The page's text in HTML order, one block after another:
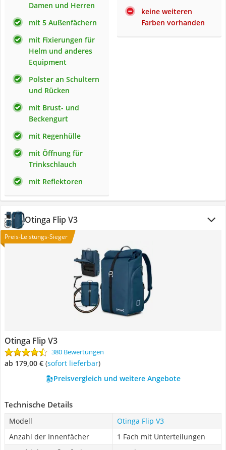
Damen und Herren
mit 5 Außenfächern
mit Fixierungen für
Helm und anderes
Equipment
Polster an Schultern
und Rücken
mit Brust- und
Beckengurt
mit Regenhülle
mit Öffnung für
Trinkschlauch
mit Reflektoren
keine weiteren
Farben vorhanden
Otinga Flip V3
Preis-Leistungs-Sieger
Otinga Flip V3
380 Bewertungen
ab 179,00 € ( Sofort lieferbar)
Preisvergleich und weitere Angebote
Technische Details
Modell
Otinga Flip V3
Anzahl der Innenfächer
1 Fach mit Unterteilungen